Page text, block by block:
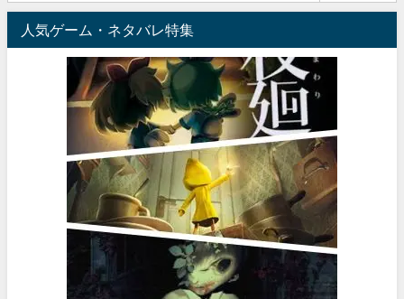
人気ゲーム・ネタバレ特集